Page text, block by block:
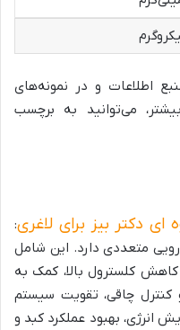
اطلاعات و در نمونه‌های
می‌توانید به برچسب
دکتر بیز برای لاغری:
متعددی دارد. این شامل
کلسترول بالا، کمک به
کنترل چاقی، تقویت سیستم
انرژی، بهبود عملکرد کبد و